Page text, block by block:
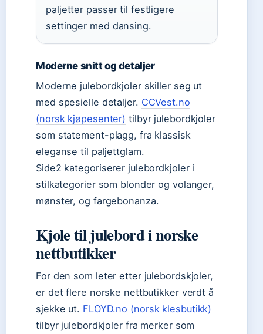
paljetter passer til festligere
settinger med dansing.
Moderne snitt og detaljer
Moderne julebordkjoler skiller seg ut
med spesielle detaljer. CCVest.no
(norsk kjøpesenter) tilbyr julebordkjoler
som statement-plagg, fra klassisk
eleganse til paljettglam.
Side2 kategoriserer julebordkjoler i
stilkategorier som blonder og volanger,
mønster, og fargebonanza.
Kjole til julebord i norske
nettbutikker
For den som leter etter julebordskjoler,
er det flere norske nettbutikker verdt å
sjekke ut. FLOYD.no (norsk klesbutikk)
tilbyr julebordkjoler fra merker som